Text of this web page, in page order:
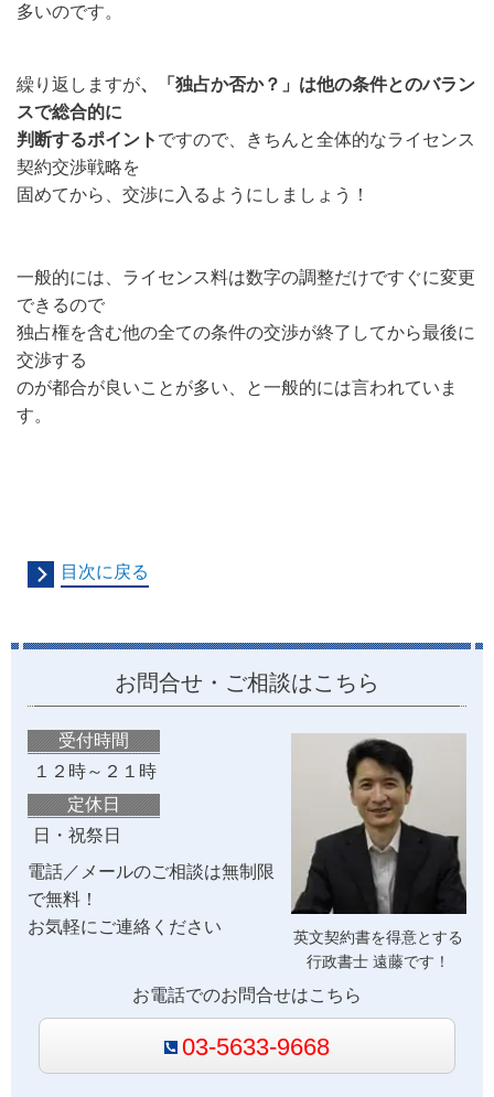
多いのです。
繰り返しますが、「独占か否か？」は他の条件とのバラン
スで総合的に
判断するポイント ですので、きちんと全体的なライセンス
契約交渉戦略を
固めてから、交渉に入るようにしましょう！
一般的には、ライセンス料は数字の調整だけですぐに変更
できるので
独占権を含む他の全ての条件の交渉が終了してから最後に
交渉する
のが都合が良いことが多い、と一般的には言われていま
す。
目次に戻る
お問合せ・ご相談はこちら
英文契約書を得意とする
行政書士 遠藤です！
受付時間
１２時～２１時
定休日
日・祝祭日
電話／メールのご相談は無制限
で無料！
お気軽にご連絡ください
お電話でのお問合せはこちら
03-5633-9668